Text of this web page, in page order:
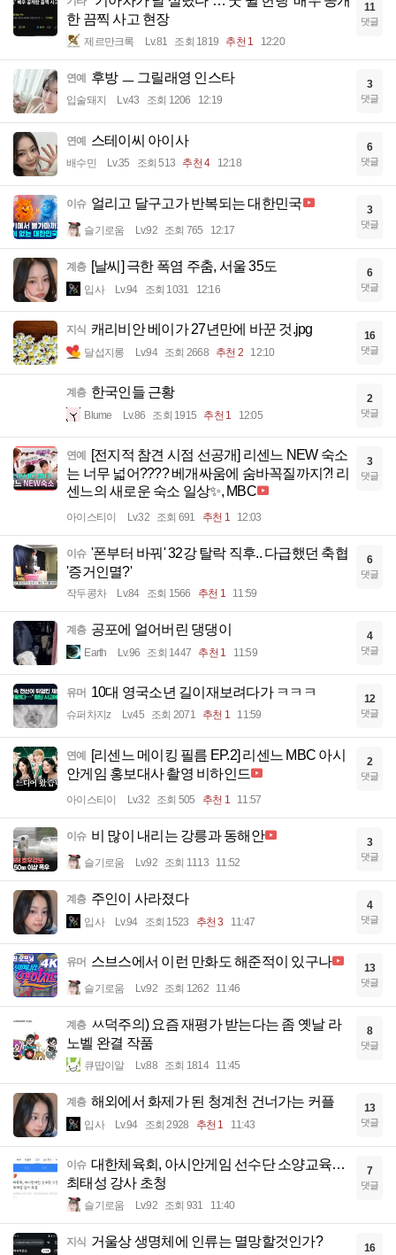
한 끔찍 사고 현장
제르만크록 Lv.81 조회 1819 추천 1 12:20
11
댓글
연예 후방 ㅡ 그릴래영 인스타
입술돼지 Lv.43 조회 1206 12:19
3
댓글
연예 스테이씨 아이사
배수민 Lv.35 조회 513 추천 4 12:18
6
댓글
이슈 얼리고 달구고가 반복되는 대한민국
슬기로움 Lv.92 조회 765 12:17
3
댓글
계층 [날씨] 극한 폭염 주춤, 서울 35도
입사 Lv.94 조회 1031 12:16
6
댓글
지식 캐리비안 베이가 27년만에 바꾼 것.jpg
달섭지롱 Lv.94 조회 2668 추천 2 12:10
16
댓글
계층 한국인들 근황
Blume Lv.86 조회 1915 추천 1 12:05
2
댓글
연예 [전지적 참견 시점 선공개] 리센느 NEW 숙소
는 너무 넓어???? 베개싸움에 숨바꼭질까지?! 리
센느의 새로운 숙소 일상✨, MBC
아이스티이 Lv.32 조회 691 추천 1 12:03
3
댓글
이슈 '폰부터 바꿔' 32강 탈락 직후.. 다급했던 축협
'증거인멸?'
작두콩차 Lv.84 조회 1566 추천 1 11:59
6
댓글
계층 공포에 얼어버린 댕댕이
Earth Lv.96 조회 1447 추천 1 11:59
4
댓글
유머 10대 영국소년 길이재보려다가 ㅋㅋㅋ
슈퍼차지z Lv.45 조회 2071 추천 1 11:59
12
댓글
연예 [리센느 메이킹 필름 EP.2] 리센느 MBC 아시
안게임 홍보대사 촬영 비하인드
아이스티이 Lv.32 조회 505 추천 1 11:57
2
댓글
이슈 비 많이 내리는 강릉과 동해안
슬기로움 Lv.92 조회 1113 11:52
3
댓글
계층 주인이 사라졌다
입사 Lv.94 조회 1523 추천 3 11:47
4
댓글
유머 스브스에서 이런 만화도 해준적이 있구나
슬기로움 Lv.92 조회 1262 11:46
13
댓글
계층 ㅆ덕주의) 요즘 재평가 받는다는 좀 옛날 라
노벨 완결 작품
큐땁이알 Lv.88 조회 1814 11:45
8
댓글
계층 해외에서 화제가 된 청계천 건너가는 커플
입사 Lv.94 조회 2928 추천 1 11:43
13
댓글
이슈 대한체육회, 아시안게임 선수단 소양교육…
최태성 강사 초청
슬기로움 Lv.92 조회 931 11:40
7
댓글
지식 거울상 생명체에 인류는 멸망할것인가? 16